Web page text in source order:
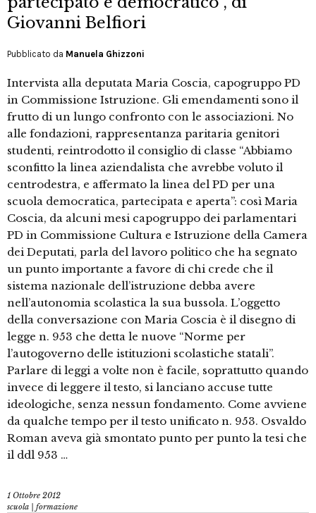
Giovanni Belfiori
Pubblicato da Manuela Ghizzoni
Intervista alla deputata Maria Coscia, capogruppo PD
in Commissione Istruzione. Gli emendamenti sono il
frutto di un lungo confronto con le associazioni. No
alle fondazioni, rappresentanza paritaria genitori
studenti, reintrodotto il consiglio di classe “Abbiamo
sconfitto la linea aziendalista che avrebbe voluto il
centrodestra, e affermato la linea del PD per una
scuola democratica, partecipata e aperta”: così Maria
Coscia, da alcuni mesi capogruppo dei parlamentari
PD in Commissione Cultura e Istruzione della Camera
dei Deputati, parla del lavoro politico che ha segnato
un punto importante a favore di chi crede che il
sistema nazionale dell’istruzione debba avere
nell’autonomia scolastica la sua bussola. L’oggetto
della conversazione con Maria Coscia è il disegno di
legge n. 953 che detta le nuove “Norme per
l’autogoverno delle istituzioni scolastiche statali”.
Parlare di leggi a volte non è facile, soprattutto quando
invece di leggere il testo, si lanciano accuse tutte
ideologiche, senza nessun fondamento. Come avviene
da qualche tempo per il testo unificato n. 953. Osvaldo
Roman aveva già smontato punto per punto la tesi che
il ddl 953 …
1 Ottobre 2012
scuola | formazione